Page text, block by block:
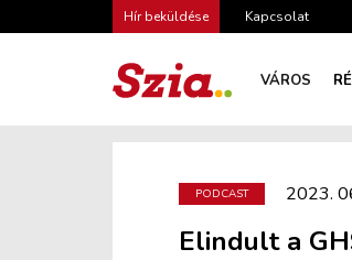
Hír beküldése Kapcsolat
VÁROS
PODCAST 2023.
Elindult a